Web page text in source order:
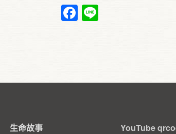
Facebook
生命故事
YouTube